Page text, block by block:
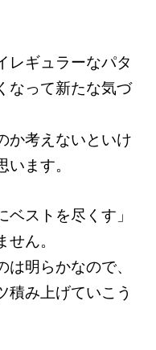
レギュラーなパタ
なって新たな気づ
か考えないといけ
ます。
ストを尽くす」
ん。
明らかなので、
積み上げていこう